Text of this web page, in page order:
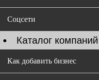
Соцсети
Каталог компаний
Как добавить бизнес